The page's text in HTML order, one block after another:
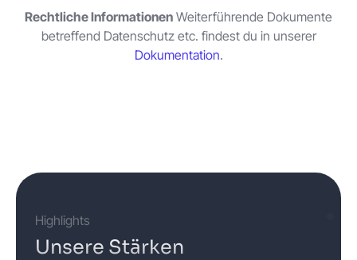
Rechtliche Informationen Weiterführende Dokumente
betreffend Datenschutz etc. findest du in unserer
Dokumentation.
Highlights
Unsere Stärken